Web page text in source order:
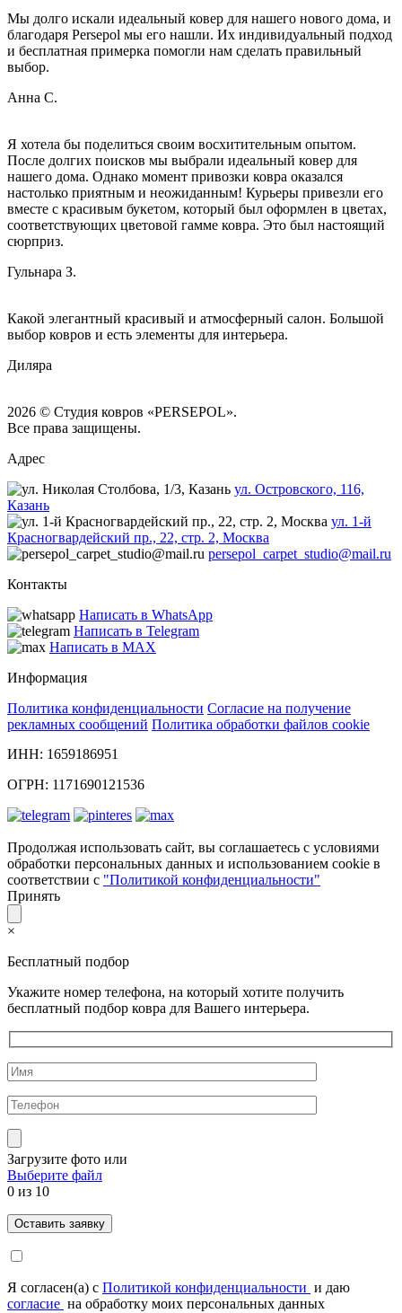
Мы долго искали идеальный ковер для нашего нового дома, и
благодаря Persepol мы его нашли. Их индивидуальный подход
и бесплатная примерка помогли нам сделать правильный
выбор.
Анна С.
Я хотела бы поделиться своим восхитительным опытом.
После долгих поисков мы выбрали идеальный ковер для
нашего дома. Однако момент привозки ковра оказался
настолько приятным и неожиданным! Курьеры привезли его
вместе с красивым букетом, который был оформлен в цветах,
соответствующих цветовой гамме ковра. Это был настоящий
сюрприз.
Гульнара З.
Какой элегантный красивый и атмосферный салон. Большой
выбор ковров и есть элементы для интерьера.
Диляра
2026 © Студия ковров «PERSEPOL».
Все права защищены.
Адрес
ул. Островского, 116,
Казань
ул. 1-й
Красногвардейский пр., 22, стр. 2, Москва
persepol_carpet_studio@mail.ru
Контакты
Написать в WhatsApp
Написать в Telegram
Написать в MAX
Информация
Политика конфиденциальности Согласие на получение
рекламных сообщений Политика обработки файлов cookie
ИНН: 1659186951
ОГРН: 1171690121536
Продолжая использовать сайт, вы соглашаетесь с условиями
обработки персональных данных и использованием cookie в
соответствии с "Политикой конфиденциальности"
Принять
×
Бесплатный подбор
Укажите номер телефона, на который хотите получить
бесплатный подбор ковра для Вашего интерьера.
Загрузите фото или
Выберите файл
0 из 10
Я согласен(а) с Политикой конфиденциальности и даю
согласие на обработку моих персональных данных